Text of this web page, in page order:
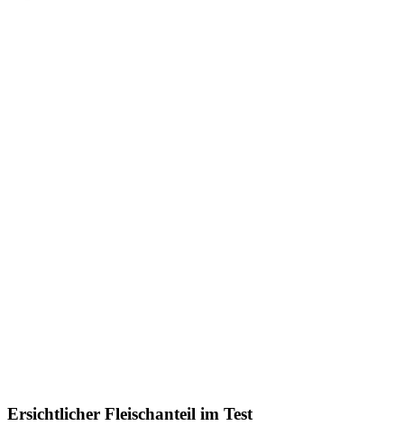
Ersichtlicher Fleischanteil im Test